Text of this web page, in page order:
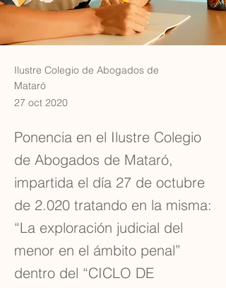
Ilustre Colegio de Abogados de
Mataró
27 oct 2020
Ponencia en el Ilustre Colegio
de Abogados de Mataró,
impartida el día 27 de octubre
de 2.020 tratando en la misma:
“La exploración judicial del
menor en el ámbito penal”
dentro del “CICLO DE